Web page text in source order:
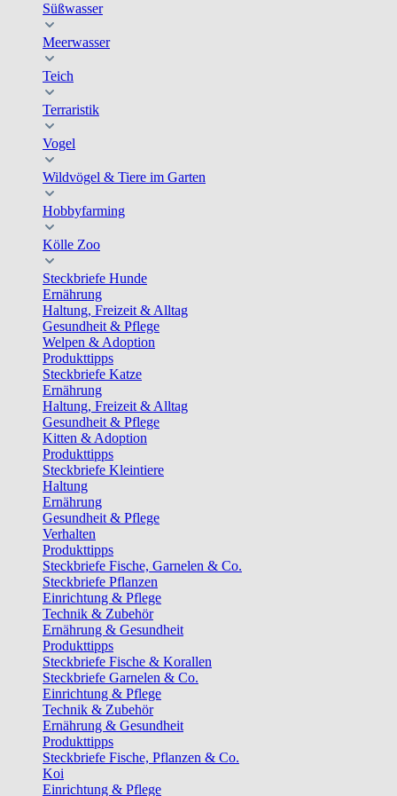
Süßwasser
Meerwasser
Teich
Terraristik
Vogel
Wildvögel & Tiere im Garten
Hobbyfarming
Kölle Zoo
Steckbriefe Hunde
Ernährung
Haltung, Freizeit & Alltag
Gesundheit & Pflege
Welpen & Adoption
Produkttipps
Steckbriefe Katze
Ernährung
Haltung, Freizeit & Alltag
Gesundheit & Pflege
Kitten & Adoption
Produkttipps
Steckbriefe Kleintiere
Haltung
Ernährung
Gesundheit & Pflege
Verhalten
Produkttipps
Steckbriefe Fische, Garnelen & Co.
Steckbriefe Pflanzen
Einrichtung & Pflege
Technik & Zubehör
Ernährung & Gesundheit
Produkttipps
Steckbriefe Fische & Korallen
Steckbriefe Garnelen & Co.
Einrichtung & Pflege
Technik & Zubehör
Ernährung & Gesundheit
Produkttipps
Steckbriefe Fische, Pflanzen & Co.
Koi
Einrichtung & Pflege